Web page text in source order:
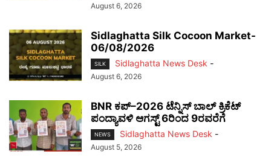
August 6, 2026
Sidlaghatta Silk Cocoon Market-
06/08/2026
SILK Sidlaghatta News Desk -
August 6, 2026
BNR ಕಪ್–2026 ಟೆನ್ನಿಸ್ ಬಾಲ್ ಕ್ರಿಕೆಟ್
ಪಂದ್ಯಾವಳಿ ಆಗಸ್ಟ್ 6ರಿಂದ 9ರವರೆಗೆ
NEWS Sidlaghatta News Desk -
August 5, 2026